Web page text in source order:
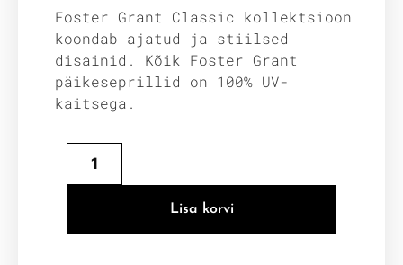
Foster Grant Classic kollektsioon
koondab ajatud ja stiilsed
disainid. Kõik Foster Grant
päikeseprillid on 100% UV-
kaitsega.
Lisa korvi